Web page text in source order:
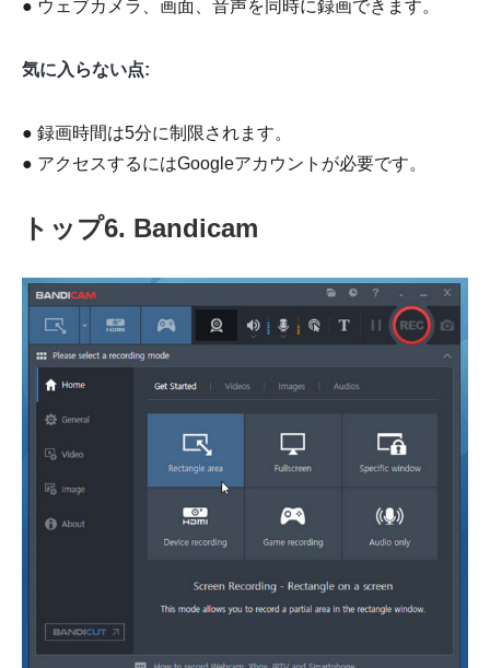
● ウェブカメラ、画面、音声を同時に録画できます。
気に入らない点:
● 録画時間は5分に制限されます。
● アクセスするにはGoogleアカウントが必要です。
トップ6. Bandicam